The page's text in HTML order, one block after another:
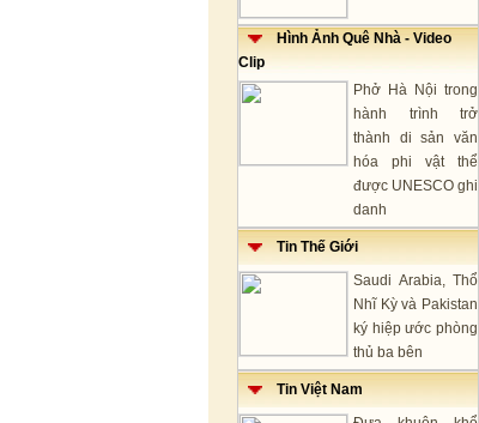
Hình Ảnh Quê Nhà - Video
Clip
Phở Hà Nội trong
hành trình trở
thành di sản văn
hóa phi vật thể
được UNESCO ghi
danh
Tin Thế Giới
Saudi Arabia, Thổ
Nhĩ Kỳ và Pakistan
ký hiệp ước phòng
thủ ba bên
Tin Việt Nam